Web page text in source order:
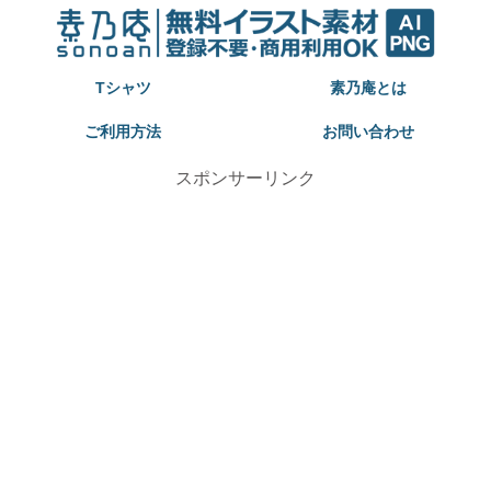
Tシャツ 素乃庵とは
ご利用方法 お問い合わせ
スポンサーリンク